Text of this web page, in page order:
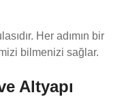
Her adımın bir
bilmenizi sağlar.
Altyapı